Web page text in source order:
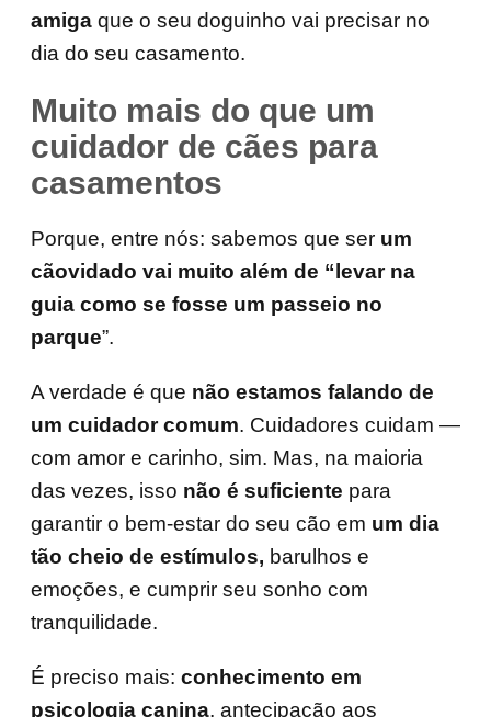
amiga que o seu doguinho vai precisar no
dia do seu casamento.
Muito mais do que um
cuidador de cães para
casamentos
Porque, entre nós: sabemos que ser um
cãovidado vai muito além de “levar na
guia como se fosse um passeio no
parque”.
A verdade é que não estamos falando de
um cuidador comum. Cuidadores cuidam —
com amor e carinho, sim. Mas, na maioria
das vezes, isso não é suficiente para
garantir o bem-estar do seu cão em um dia
tão cheio de estímulos, barulhos e
emoções, e cumprir seu sonho com
tranquilidade.
É preciso mais: conhecimento em
psicologia canina, antecipação aos